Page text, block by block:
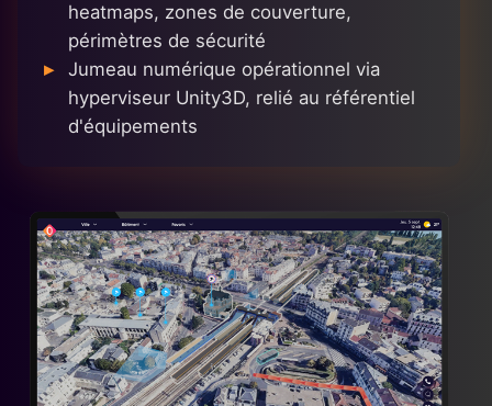
heatmaps, zones de couverture,
périmètres de sécurité
Jumeau numérique opérationnel via
hyperviseur Unity3D, relié au référentiel
d'équipements